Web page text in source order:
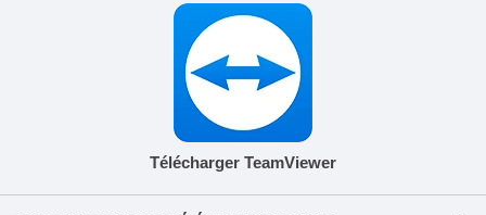
Télécharger TeamViewer